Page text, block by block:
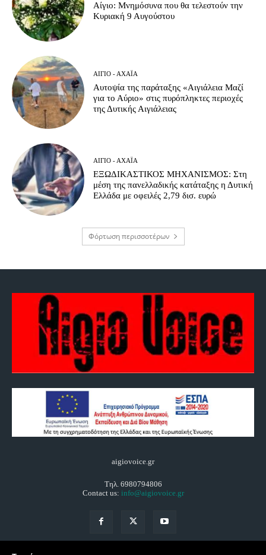
Αίγιο: Μνημόσυνα που θα τελεστούν την
Κυριακή 9 Αυγούστου
ΑΊΓΙΟ - ΑΧΑΪ́Α
Αυτοψία της παράταξης «Αιγιάλεια Μαζί
για το Αύριο» στις πυρόπληκτες περιοχές
της Δυτικής Αιγιάλειας
ΑΊΓΙΟ - ΑΧΑΪ́Α
ΕΞΩΔΙΚΑΣΤΙΚΟΣ ΜΗΧΑΝΙΣΜΟΣ: Στη
μέση της πανελλαδικής κατάταξης η Δυτική
Ελλάδα με οφειλές 2,79 δισ. ευρώ
Φόρτωση περισσοτέρων
aigiovoice.gr
Τηλ. 6980794806
Contact us: info@aigiovoice.gr